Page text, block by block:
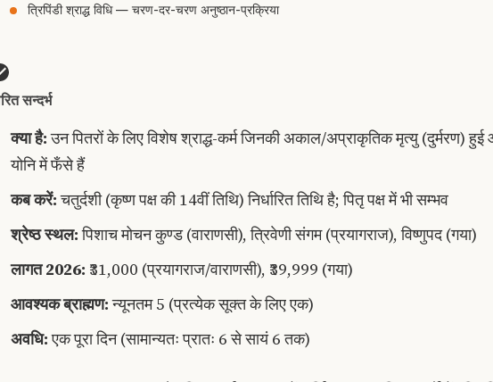
त्रिपिंडी श्राद्ध विधि — चरण-दर-चरण अनुष्ठान-प्रक्रिया
सन्दर्भ
क्या है:उन पितरों के लिए विशेष श्राद्ध-कर्म जिनकी अकाल/अप्राकृतिक मृत्यु (दुर्मरण) हुई
योनि में फँसे हैं
कब करें:चतुर्दशी (कृष्ण पक्ष की 14वीं तिथि) निर्धारित तिथि है; पितृ पक्ष में भी सम्भव
श्रेष्ठ स्थल:पिशाच मोचन कुण्ड (वाराणसी), त्रिवेणी संगम (प्रयागराज), विष्णुपद (गया)
लागत 2026: ₹31,000 (प्रयागराज/वाराणसी), ₹39,999 (गया)
आवश्यक ब्राह्मण:न्यूनतम 5 (प्रत्येक सूक्त के लिए एक)
अवधि:एक पूरा दिन (सामान्यतः प्रातः 6 से सायं 6 तक)